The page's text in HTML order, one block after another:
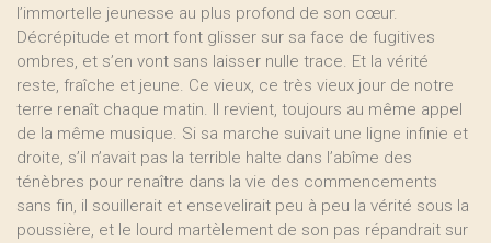
l’immortelle jeunesse au plus profond de son cœur.
Décrépitude et mort font glisser sur sa face de fugitives
ombres, et s’en vont sans laisser nulle trace. Et la vérité
reste, fraîche et jeune. Ce vieux, ce très vieux jour de notre
terre renaît chaque matin. Il revient, toujours au même appel
de la même musique. Si sa marche suivait une ligne infinie et
droite, s’il n’avait pas la terrible halte dans l’abîme des
ténèbres pour renaître dans la vie des commencements
sans fin, il souillerait et ensevelirait peu à peu la vérité sous la
poussière, et le lourd martèlement de son pas répandrait sur